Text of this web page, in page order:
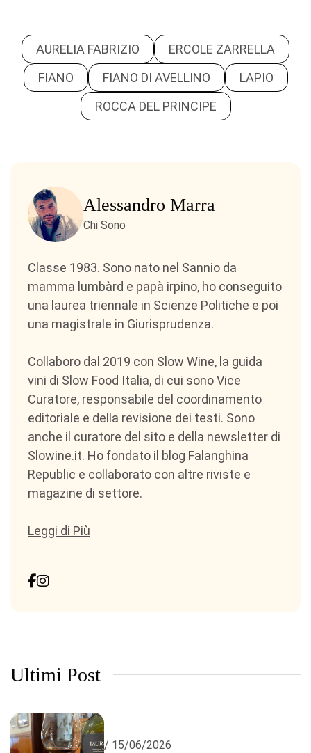
AURELIA FABRIZIO
ERCOLE ZARRELLA
FIANO
FIANO DI AVELLINO
LAPIO
ROCCA DEL PRINCIPE
Alessandro Marra
Chi Sono
Classe 1983. Sono nato nel Sannio da
mamma lumbàrd e papà irpino, ho conseguito
una laurea triennale in Scienze Politiche e poi
una magistrale in Giurisprudenza.
Collaboro dal 2019 con Slow Wine, la guida
vini di Slow Food Italia, di cui sono Vice
Curatore, responsabile del coordinamento
editoriale e della revisione dei testi. Sono
anche il curatore del sito e della newsletter di
Slowine.it. Ho fondato il blog Falanghina
Republic e collaborato con altre riviste e
magazine di settore.
Leggi di Più
Ultimi Post
/ 15/06/2026